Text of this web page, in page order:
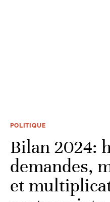
POLITIQUE
Bilan 2024:
demandes,
et